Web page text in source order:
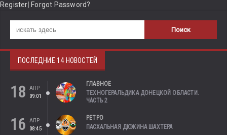
Register Forgot Password?
ПОСЛЕДНИЕ 14 НОВОСТЕЙ
18
АПР
09:01
ГЛАВНОЕ
ТЕХНОГЕРАЛЬДИКА ДОНЕЦКОЙ ОБЛАСТИ.
ЧАСТЬ 2
16
АПР
08:45
РЕТРО
ПАСХАЛЬНАЯ ДЮЖИНА ШАХТЕРА